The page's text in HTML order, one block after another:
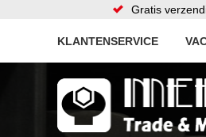
Gratis
KLANTENSERVICE